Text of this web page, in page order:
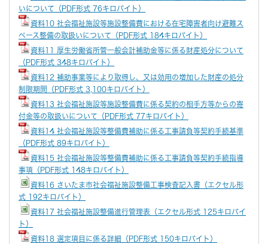
いについて（PDF形式 76キロバイト）
資料10 社会福祉施設等施設整備費における在宅障害者向け避難ス
ペース整備の取扱いについて（PDF形式 184キロバイト）
資料11 厚生労働省所管一般会計補助金等に係る財産処分について
（PDF形式 348キロバイト）
資料12 補助事業等により取得し、又は効用の増加した財産の処分
制限期間（PDF形式 3,100キロバイト）
資料13 社会福祉施設等施設整備費に係る契約の相手方等からの寄
付金等の取扱いについて（PDF形式 77キロバイト）
資料14 社会福祉施設等整備費補助に係る工事請負等契約手続基準
（PDF形式 89キロバイト）
資料15 社会福祉施設等整備費補助に係る工事請負等契約手続指導
事項（PDF形式 148キロバイト）
資料16 さいたま市社会福祉施設整備工事検査記入書（エクセル形
式 192キロバイト）
資料17 社会福祉施設整備進行管理表（エクセル形式 125キロバイ
ト）
資料18 選定項目に係る詳細（PDF形式 150キロバイト）